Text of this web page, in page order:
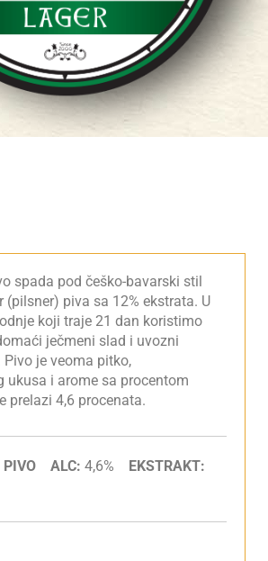
spada pod češko-bavarski stil
(pilsner) piva sa 12% ekstrata. U
koji traje 21 dan koristimo
ječmeni slad i uvozni
je veoma pitko,
ukusa i arome sa procentom
prelazi 4,6 procenata.
PIVO ALC: 4,6% EKSTRAKT: